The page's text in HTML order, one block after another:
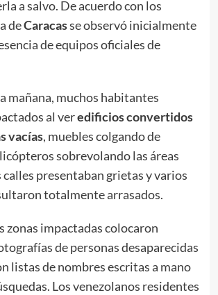
a salvo. De acuerdo con los
deCaracasse observó inicialmente
de equipos oficiales de
mañana, muchos habitantes
al veredificios convertidos
vacías, muebles colgando de
sobrevolando las áreas
calles presentaban grietas y varios
totalmente arrasados.
zonas impactadas colocaron
de personas desaparecidas
listas de nombres escritas a mano
Los venezolanos residentes